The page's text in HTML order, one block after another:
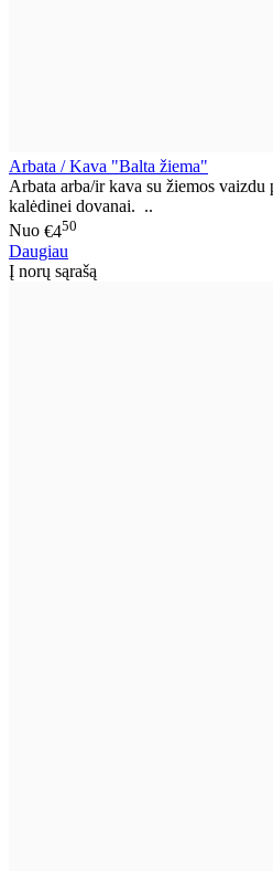
Arbata / Kava "Balta žiema"
Arbata arba/ir kava su žiemos
kalėdinei dovanai. ..
Nuo €450
Daugiau
Į norų sąrašą